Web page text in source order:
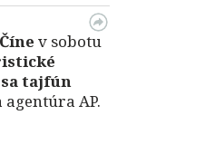
v sobotu
tajfún
AP.